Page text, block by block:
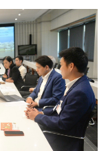
ษ (คพ.)